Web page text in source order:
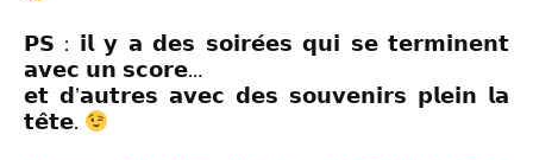
𝗣𝗦 : 𝗶𝗹 𝘆 𝗮 𝗱𝗲𝘀 𝘀𝗼𝗶𝗿𝗲́𝗲𝘀 𝗾𝘂𝗶 𝘀𝗲 𝘁𝗲𝗿𝗺𝗶𝗻𝗲𝗻𝘁
𝗮𝘃𝗲𝗰 𝘂𝗻 𝘀𝗰𝗼𝗿𝗲…
𝗲𝘁 𝗱’𝗮𝘂𝘁𝗿𝗲𝘀 𝗮𝘃𝗲𝗰 𝗱𝗲𝘀 𝘀𝗼𝘂𝘃𝗲𝗻𝗶𝗿𝘀 𝗽𝗹𝗲𝗶𝗻 𝗹𝗮
𝘁𝗲̂𝘁𝗲.